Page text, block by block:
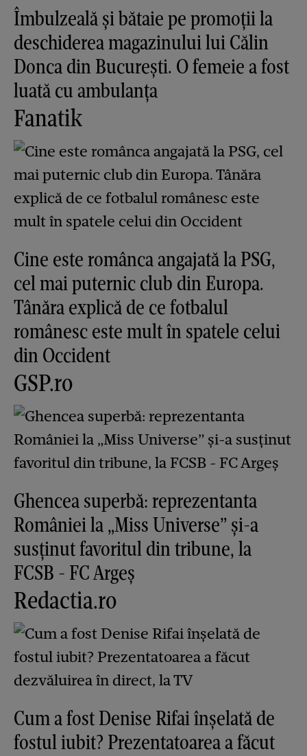
Îmbulzeală și bătaie pe promoții la
deschiderea magazinului lui Călin
Donca din București. O femeie a fost
luată cu ambulanța
Fanatik
Cine este românca angajată la PSG,
cel mai puternic club din Europa.
Tânăra explică de ce fotbalul
românesc este mult în spatele celui
din Occident
GSP.ro
Ghencea superbă: reprezentanta
României la „Miss Universe” și-a
susținut favoritul din tribune, la
FCSB - FC Argeș
Redactia.ro
Cum a fost Denise Rifai înșelată de
fostul iubit? Prezentatoarea a făcut